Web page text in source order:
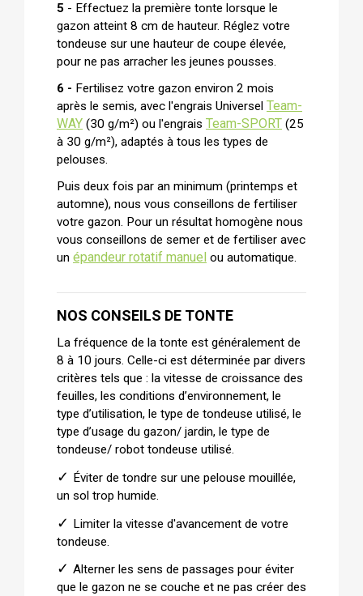
5 - Effectuez la première tonte lorsque le
gazon atteint 8 cm de hauteur. Réglez votre
tondeuse sur une hauteur de coupe élevée,
pour ne pas arracher les jeunes pousses.
6 - Fertilisez votre gazon environ 2 mois
après le semis, avec l'engrais Universel Team-
WAY (30 g/m²) ou l'engrais Team-SPORT (25
à 30 g/m²), adaptés à tous les types de
pelouses.
Puis deux fois par an minimum (printemps et
automne), nous vous conseillons de fertiliser
votre gazon. Pour un résultat homogène nous
vous conseillons de semer et de fertiliser avec
un épandeur rotatif manuel ou automatique.
NOS CONSEILS DE TONTE
La fréquence de la tonte est généralement de
8 à 10 jours. Celle-ci est déterminée par divers
critères tels que : la vitesse de croissance des
feuilles, les conditions d’environnement, le
type d’utilisation, le type de tondeuse utilisé, le
type d’usage du gazon/ jardin, le type de
tondeuse/ robot tondeuse utilisé.
✓ Éviter de tondre sur une pelouse mouillée,
un sol trop humide.
✓ Limiter la vitesse d'avancement de votre
tondeuse.
✓ Alterner les sens de passages pour éviter
que le gazon ne se couche et ne pas créer des